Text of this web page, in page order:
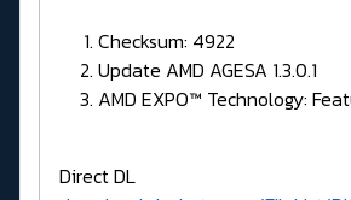
Checksum: 4922
Update AMD AGESA 1.3.0.1
AMD EXPO™ Technology:
Direct DL